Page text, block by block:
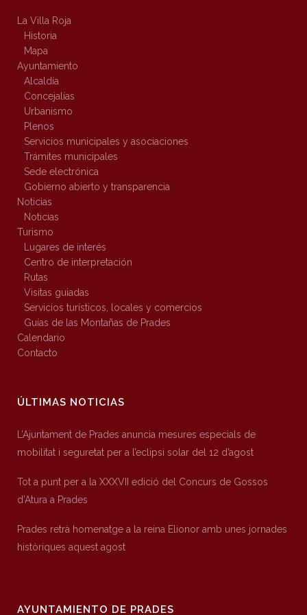
La Villa Roja
Historia
Mapa
Ayuntamiento
Alcaldía
Concejalías
Urbanismo
Plenos
Servicios municipales y asociaciones
Trámites municipales
Sede electrónica
Gobierno abierto y transparencia
Noticias
Noticias
Turismo
Lugares de interés
Centro de interpretación
Rutas
Visitas guiadas
Servicios turísticos, locales y comercios
Guías de las Montañas de Prades
Calendario
Contacto
ÚLTIMAS NOTICIAS
L’Ajuntament de Prades anuncia mesures especials de
mobilitat i seguretat per a l’eclipsi solar del 12 d’agost
Tot a punt per a la XXXVII edició del Concurs de Gossos
d’Atura a Prades
Prades retrà homenatge a la reina Elionor amb unes jornades
històriques aquest agost
AYUNTAMIENTO DE PRADES